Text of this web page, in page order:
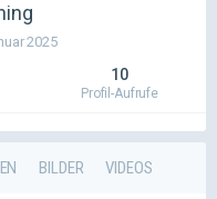
2025
Profil-Aufrufe
10
BILDER VIDEOS